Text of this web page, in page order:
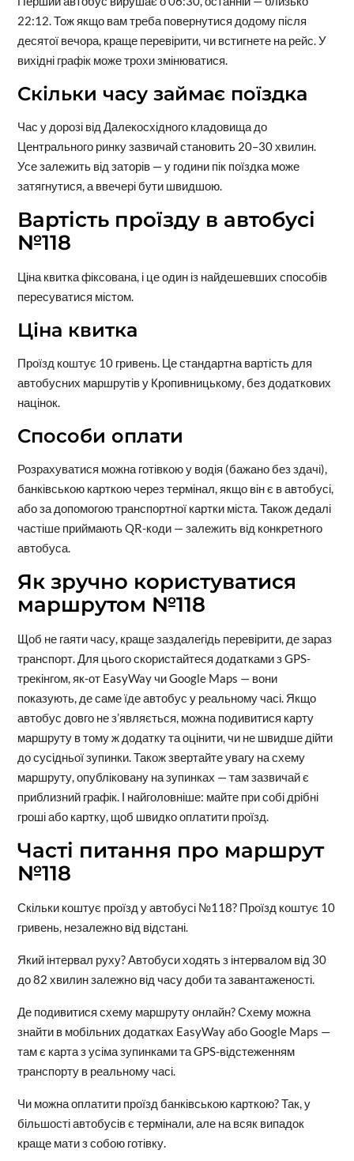
22:12. Тож якщо вам треба повернутися додому після
десятої вечора, краще перевірити, чи встигнете на рейс. У
вихідні графік може трохи змінюватися.
Скільки часу займає поїздка
Час у дорозі від Далекосхідного кладовища до
Центрального ринку зазвичай становить 20–30 хвилин.
Усе залежить від заторів — у години пік поїздка може
затягнутися, а ввечері бути швидшою.
Вартість проїзду в автобусі
№118
Ціна квитка фіксована, і це один із найдешевших способів
пересуватися містом.
Ціна квитка
Проїзд коштує 10 гривень. Це стандартна вартість для
автобусних маршрутів у Кропивницькому, без додаткових
націнок.
Способи оплати
Розрахуватися можна готівкою у водія (бажано без здачі),
банківською карткою через термінал, якщо він є в автобусі,
або за допомогою транспортної картки міста. Також дедалі
частіше приймають QR-коди — залежить від конкретного
автобуса.
Як зручно користуватися
маршрутом №118
Щоб не гаяти часу, краще заздалегідь перевірити, де зараз
транспорт. Для цього скористайтеся додатками з GPS-
трекінгом, як-от EasyWay чи Google Maps — вони
показують, де саме їде автобус у реальному часі. Якщо
автобус довго не з’являється, можна подивитися карту
маршруту в тому ж додатку та оцінити, чи не швидше дійти
до сусідньої зупинки. Також звертайте увагу на схему
маршруту, опубліковану на зупинках — там зазвичай є
приблизний графік. І найголовніше: майте при собі дрібні
гроші або картку, щоб швидко оплатити проїзд.
Часті питання про маршрут
№118
Скільки коштує проїзд у автобусі №118? Проїзд коштує 10
гривень, незалежно від відстані.
Який інтервал руху? Автобуси ходять з інтервалом від 30
до 82 хвилин залежно від часу доби та завантаженості.
Де подивитися схему маршруту онлайн? Схему можна
знайти в мобільних додатках EasyWay або Google Maps —
там є карта з усіма зупинками та GPS-відстеженням
транспорту в реальному часі.
Чи можна оплатити проїзд банківською карткою? Так, у
більшості автобусів є термінали, але на всяк випадок
краще мати з собою готівку.